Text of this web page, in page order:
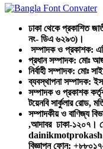
ঢাকা থেকে প্রকাশিত
নং- ডিএ ৬২৯৩)।
সম্পাদক ও প্রকাশক:
প্রধান সম্পাদক: মোঃ
নির্বাহী সম্পাদক: মোঃ
ব্যবস্থাপনা সম্পাদক:
সম্পাদক ও প্রকাশক
টয়েনবি সার্কুলার রোড,
সম্পাদকীয় ও বাণিজ্য
,আদাবর ঢাকা-
বিজ্ঞাপন ফোন: